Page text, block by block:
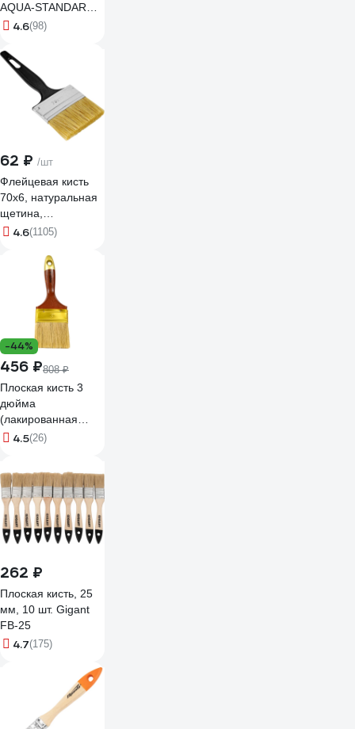
AQUA-STANDARD
01032-100
4.6(98)
62 ₽ /шт
Флейцевая кисть
70х6, натуральная
щетина,
пластиковая ручка
4.6(1105)
-44%
456 ₽808 ₽
Плоская кисть 3
дюйма
(лакированная
деревянная ручка,
масляных красок)
TOPEX Профи
19b630
4.5(26)
262 ₽
Плоская кисть, 25
мм, 10 шт. Gigant
FB-25
4.7(175)